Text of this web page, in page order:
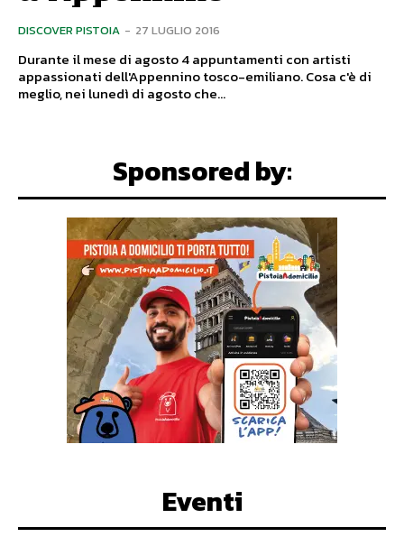
DISCOVER PISTOIA - 27 LUGLIO 2016
Durante il mese di agosto 4 appuntamenti con artisti
appassionati dell'Appennino tosco-emiliano. Cosa c'è di
meglio, nei lunedì di agosto che...
Sponsored by:
Eventi